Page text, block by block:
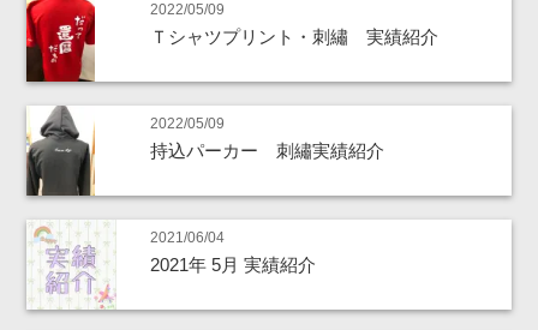
2022/05/09
Ｔシャツプリント・刺繡 実績紹介
2022/05/09
持込パーカー 刺繡実績紹介
2021/06/04
2021年 5月 実績紹介